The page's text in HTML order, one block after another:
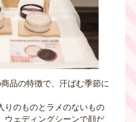
品の特徴で、汗ばむ季節に
りのものとラメのないもの
ウェディングシーンで顔だ